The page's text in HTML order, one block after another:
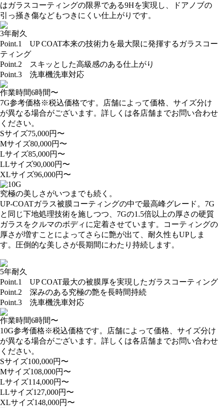
はガラスコーティングの限界である9Hを実現し、ドアノブの
引っ掻き傷などもつきにくい仕上がりです。
3年耐久
Point.1 UP COAT本来の技術力を最大限に発揮するガラスコー
ティング
Point.2
スキッとした高級感のある仕上がり
Point.3 洗車機洗車対応
作業時間6時間〜
7G参考価格※税込価格です。店舗によって価格、サイズ分け
が異なる場合がございます。詳しくは各店舗までお問い合わせ
ください。
Sサイズ75,000円〜
Mサイズ80,000円〜
Lサイズ85,000円〜
LLサイズ90,000円〜
XLサイズ96,000円〜
究極の美しさがいつまでも続く。
UP-COATガラス被膜コーティングの中で最高峰グレード。7G
と同じ下地処理技術を施しつつ、7Gの1.5倍以上の厚さの硬質
ガラスをクルマのボディに定着させています。コーティングの
厚さが増すことによってさらに艶が出て、耐久性もUPしま
す。圧倒的な美しさが長期間にわたり持続します。
5年耐久
Point.1 UP COAT最大の被膜厚を実現したガラスコーティング
Point.2 深みのある究極の艶を長時間持続
Point.3 洗車機洗車対応
作業時間6時間〜
10G参考価格※税込価格です。店舗によって価格、サイズ分け
が異なる場合がございます。詳しくは各店舗までお問い合わせ
ください。
Sサイズ100,000円〜
Mサイズ108,000円〜
Lサイズ114,000円〜
LLサイズ127,000円〜
XLサイズ148,000円〜